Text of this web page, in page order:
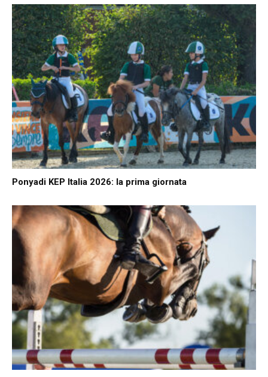
Ponyadi KEP Italia 2026: la prima giornata